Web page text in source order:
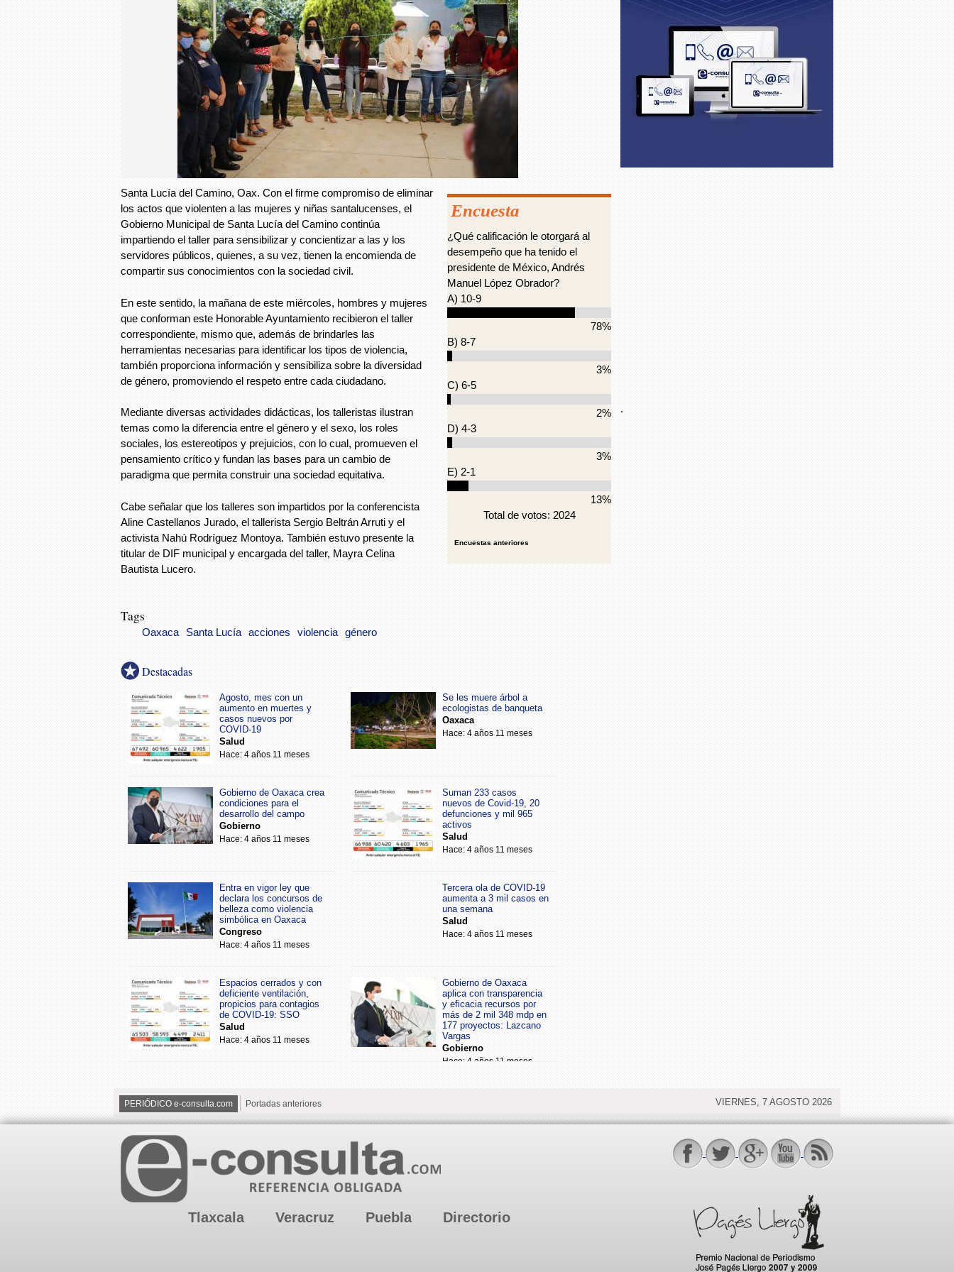
Santa Lucía del Camino, Oax. Con el firme compromiso de eliminar
los actos que violenten a las mujeres y niñas santalucenses, el
Gobierno Municipal de Santa Lucía del Camino continúa
impartiendo el taller para sensibilizar y concientizar a las y los
servidores públicos, quienes, a su vez, tienen la encomienda de
compartir sus conocimientos con la sociedad civil.
En este sentido, la mañana de este miércoles, hombres y mujeres
que conforman este Honorable Ayuntamiento recibieron el taller
correspondiente, mismo que, además de brindarles las
herramientas necesarias para identificar los tipos de violencia,
también proporciona información y sensibiliza sobre la diversidad
de género, promoviendo el respeto entre cada ciudadano.
Mediante diversas actividades didácticas, los talleristas ilustran
temas como la diferencia entre el género y el sexo, los roles
sociales, los estereotipos y prejuicios, con lo cual, promueven el
pensamiento crítico y fundan las bases para un cambio de
paradigma que permita construir una sociedad equitativa.
Cabe señalar que los talleres son impartidos por la conferencista
Aline Castellanos Jurado, el tallerista Sergio Beltrán Arruti y el
activista Nahú Rodríguez Montoya. También estuvo presente la
titular de DIF municipal y encargada del taller, Mayra Celina
Bautista Lucero.
Encuesta
¿Qué calificación le otorgará al
desempeño que ha tenido el
presidente de México, Andrés
Manuel López Obrador?
A) 10-9
78%
B) 8-7
3%
C) 6-5
2%
D) 4-3
3%
E) 2-1
13%
Total de votos: 2024
Encuestas anteriores
Tags
Oaxaca Santa Lucía acciones violencia género
Destacadas
Agosto, mes con un
aumento en muertes y
casos nuevos por
COVID-19
Salud
Hace: 4 años 11 meses
Se les muere árbol a
ecologistas de banqueta
Oaxaca
Hace: 4 años 11 meses
Gobierno de Oaxaca crea
condiciones para el
desarrollo del campo
Gobierno
Hace: 4 años 11 meses
Suman 233 casos
nuevos de Covid-19, 20
defunciones y mil 965
activos
Salud
Hace: 4 años 11 meses
Entra en vigor ley que
declara los concursos de
belleza como violencia
simbólica en Oaxaca
Congreso
Hace: 4 años 11 meses
Tercera ola de COVID-19
aumenta a 3 mil casos en
una semana
Salud
Hace: 4 años 11 meses
Espacios cerrados y con
deficiente ventilación,
propicios para contagios
de COVID-19: SSO
Salud
Hace: 4 años 11 meses
Gobierno de Oaxaca
aplica con transparencia
y eficacia recursos por
más de 2 mil 348 mdp en
177 proyectos: Lazcano
Vargas
Gobierno
Hace: 4 años 11 meses
.
PERIÓDICO e-consulta.com Portadas anteriores VIERNES, 7 AGOSTO 2026
Tlaxcala Veracruz Puebla Directorio